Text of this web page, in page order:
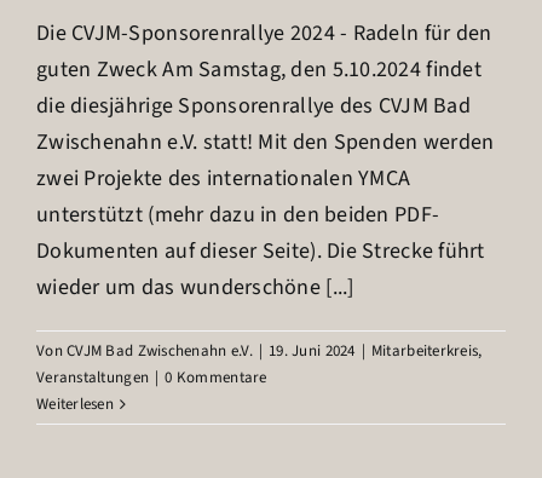
Die CVJM-Sponsorenrallye 2024 - Radeln für den
guten Zweck Am Samstag, den 5.10.2024 findet
die diesjährige Sponsorenrallye des CVJM Bad
Zwischenahn e.V. statt! Mit den Spenden werden
zwei Projekte des internationalen YMCA
unterstützt (mehr dazu in den beiden PDF-
Dokumenten auf dieser Seite). Die Strecke führt
wieder um das wunderschöne [...]
VonCVJM Bad Zwischenahn e.V. | 19. Juni 2024 | Mitarbeiterkreis,
Veranstaltungen | 0 Kommentare
Weiterlesen